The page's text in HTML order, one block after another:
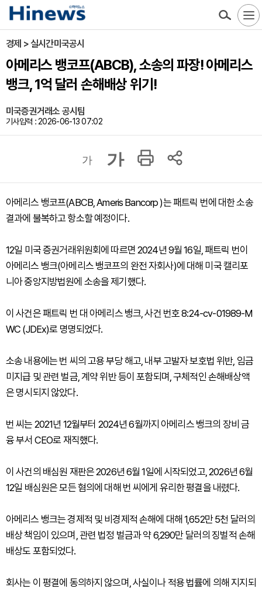
경제 > 실시간미국공시
아메리스 뱅코프(ABCB), 소송의 파장! 아메리스
뱅크, 1억 달러 손해배상 위기!
미국증권거래소 공시팀
기사입력 : 2026-06-13 07:02
가 가
아메리스 뱅코프(ABCB, Ameris Bancorp )는 패트릭 번에 대한 소송
결과에 불복하고 항소할 예정이다.
12일 미국 증권거래위원회에 따르면 2024년 9월 16일, 패트릭 번이
아메리스 뱅크(아메리스 뱅코프의 완전 자회사)에 대해 미국 캘리포
니아 중앙지방법원에 소송을 제기했다.
이 사건은 패트릭 번 대 아메리스 뱅크, 사건 번호 8:24-cv-01989-M
WC (JDEx)로 명명되었다.
소송 내용에는 번 씨의 고용 부당 해고, 내부 고발자 보호법 위반, 임금
미지급 및 관련 벌금, 계약 위반 등이 포함되며, 구체적인 손해배상액
은 명시되지 않았다.
번 씨는 2021년 12월부터 2024년 6월까지 아메리스 뱅크의 장비 금
융 부서 CEO로 재직했다.
이 사건의 배심원 재판은 2026년 6월 1일에 시작되었고, 2026년 6월
12일 배심원은 모든 혐의에 대해 번 씨에게 유리한 평결을 내렸다.
아메리스 뱅크는 경제적 및 비경제적 손해에 대해 1,652만 5천 달러의
배상 책임이 있으며, 관련 법정 벌금과 약 6,290만 달러의 징벌적 손해
배상도 포함되었다.
회사는 이 평결에 동의하지 않으며, 사실이나 적용 법률에 의해 지지되